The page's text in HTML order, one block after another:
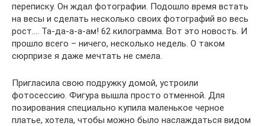
переписку. Он ждал фотографии. Подошло время встать
на весы и сделать несколько своих фотографий во весь
рост…. Та-да-а-а-ам! 62 килограмма. Вот это новость. И
прошло всего – ничего, несколько недель. О таком
сюрпризе я даже мечтать не смела.
Пригласила свою подружку домой, устроили
фотосессию. Фигура вышла просто отменной. Для
позирования специально купила маленькое черное
платье, хотела, чтобы можно было наслаждаться видом